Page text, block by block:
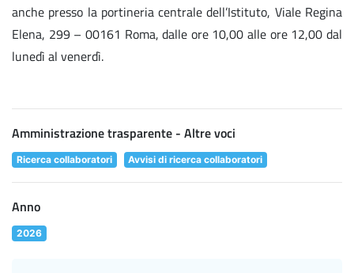
anche presso la portineria centrale dell’Istituto, Viale Regina
Elena, 299 – 00161 Roma, dalle ore 10,00 alle ore 12,00 dal
lunedì al venerdì.
Amministrazione trasparente - Altre voci
Ricerca collaboratori Avvisi di ricerca collaboratori
Anno
2026